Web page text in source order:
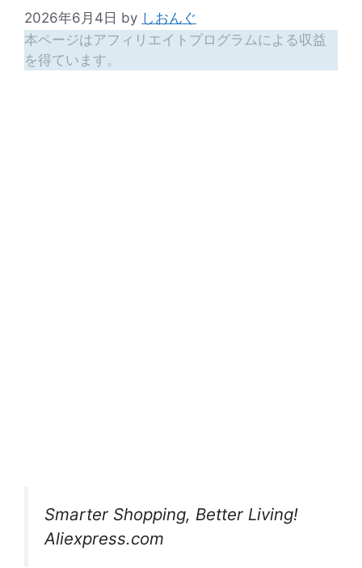
2026年6月4日 by しおんぐ
本ページはアフィリエイトプログラムによる収益
を得ています。
Smarter Shopping, Better Living!
Aliexpress.com